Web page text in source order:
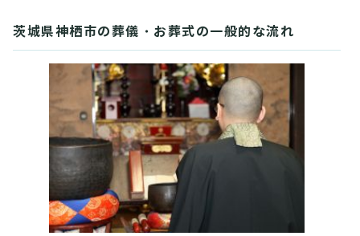
茨城県神栖市の葬儀・お葬式の一般的な流れ